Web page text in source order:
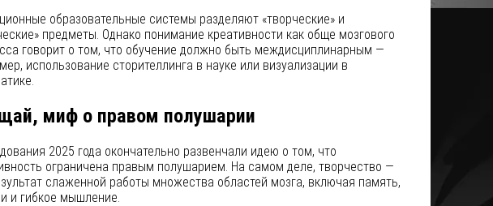
образовательные системы разделяют «творческие» и
предметы. Однако понимание креативности как обще мозгового
говорит о том, что обучение должно быть междисциплинарным —
использование сторителлинга в науке или визуализации в
миф о правом полушарии
2025 года окончательно развенчали идею о том, что
ограничена правым полушарием. На самом деле, творчество —
слаженной работы множества областей мозга, включая память,
и гибкое мышление.